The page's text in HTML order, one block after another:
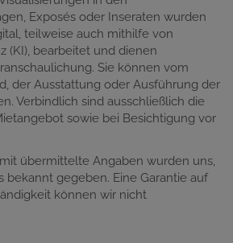
Exposés oder Inseraten wurden
teilweise auch mithilfe von
(KI), bearbeitet und dienen
Sie können vom
der Ausstattung oder Ausführung der
Verbindlich sind ausschließlich die
sowie bei Besichtigung vor
übermittelte Angaben wurden uns,
bekannt gegeben. Eine Garantie auf
können wir nicht